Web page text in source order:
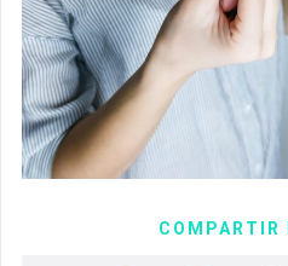
COMPARTIR